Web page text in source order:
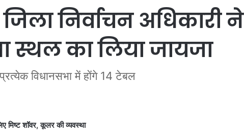
निर्वाचन अधिकारी ने
स्थल का लिया जायजा
विधानसभा में होंगे 14 टेबल
मिष्ट शॉवर, कूलर की व्यवस्था